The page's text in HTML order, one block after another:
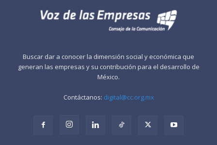
Buscar dar a conocer la dimensión social y económica que
generan las empresas y su contribución para el desarrollo de
México.
Contáctanos: digital@cc.org.mx